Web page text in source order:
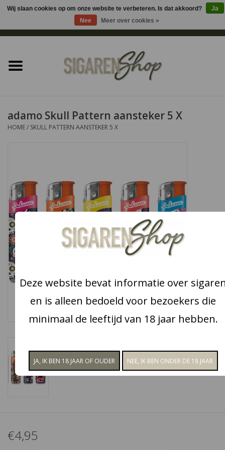
Sigaren accessoires
Headshop
Cadeau
Snoep
Aanbiedingen
Koffie en thee
adamo Skull Pattern aansteker 5 X
HOME/ SKULL PATTERN AANSTEKER 5 X
€4,95
Wij slaan cookies op om onze website te verbeteren. Is dat akkoord?
Ja
Nee
Meer over cookies »
Deze website bevat informatie over
en is alleen bedoeld voor bezoekers die
minimaal de leeftijd van 18 jaar hebben.